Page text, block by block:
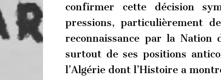
confirmer cette décision
pressions, particulièrement
reconnaissance par la
surtout de ses positions
l’Algérie dont l’Histoire a